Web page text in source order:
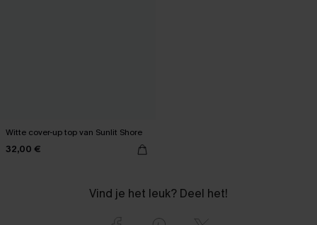
Witte cover-up top van Sunlit Shore
32,00 €
Vind je het leuk? Deel het!